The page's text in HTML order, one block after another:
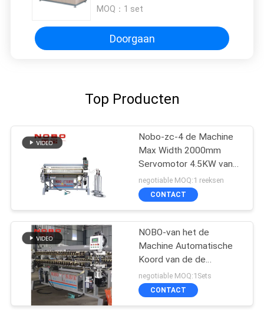
MOQ： 1 set
Doorgaan
Top Producten
Nobo-zc-4 de Machine
Max Width 2000mm
Servomotor 4.5KW van
de de lenteassemblage
negotiable MOQ:1 reeksen
CONTACT
NOBO-van het de
Machine Automatische
Koord van de de
Lenteassemblage de
Lentemachine
negotiable MOQ:1Sets
CONTACT